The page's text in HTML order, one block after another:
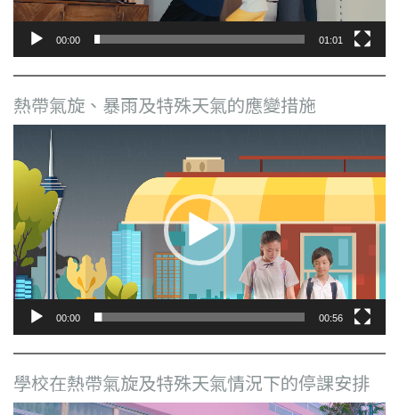
00:00 01:01
熱帶氣旋、暴雨及特殊天氣的應變措施
訊
放
器
00:00 00:56
學校在熱帶氣旋及特殊天氣情況下的停課安排